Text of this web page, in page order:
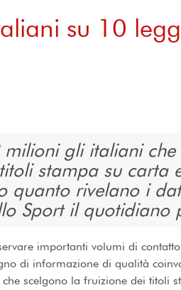
su 10
gli italiani che
stampa su carta
quanto rivelano i
Sport il quotidiano
importanti volumi di
di informazione di qualità
scelgono la fruizione dei titoli